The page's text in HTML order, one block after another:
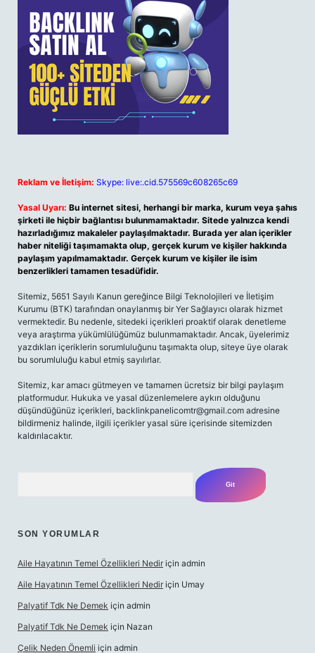
Reklam ve İletişim: Skype: live:.cid.575569c608265c69
Yasal Uyarı: Bu internet sitesi, herhangi bir marka, kurum veya şahıs
şirketi ile hiçbir bağlantısı bulunmamaktadır. Sitede yalnızca kendi
hazırladığımız makaleler paylaşılmaktadır. Burada yer alan içerikler
haber niteliği taşımamakta olup, gerçek kurum ve kişiler hakkında
paylaşım yapılmamaktadır. Gerçek kurum ve kişiler ile isim
benzerlikleri tamamen tesadüfidir.
Sitemiz, 5651 Sayılı Kanun gereğince Bilgi Teknolojileri ve İletişim
Kurumu (BTK) tarafından onaylanmış bir Yer Sağlayıcı olarak hizmet
vermektedir. Bu nedenle, sitedeki içerikleri proaktif olarak denetleme
veya araştırma yükümlülüğümüz bulunmamaktadır. Ancak, üyelerimiz
yazdıkları içeriklerin sorumluluğunu taşımakta olup, siteye üye olarak
bu sorumluluğu kabul etmiş sayılırlar.
Sitemiz, kar amacı gütmeyen ve tamamen ücretsiz bir bilgi paylaşım
platformudur. Hukuka ve yasal düzenlemelere aykırı olduğunu
düşündüğünüz içerikleri, backlinkpanelicomtr@gmail.com adresine
bildirmeniz halinde, ilgili içerikler yasal süre içerisinde sitemizden
kaldırılacaktır.
SON YORUMLAR
Aile Hayatının Temel Özellikleri Nedir için admin
Aile Hayatının Temel Özellikleri Nedir için Umay
Palyatif Tdk Ne Demek için admin
Palyatif Tdk Ne Demek için Nazan
Çelik Neden Önemli için admin